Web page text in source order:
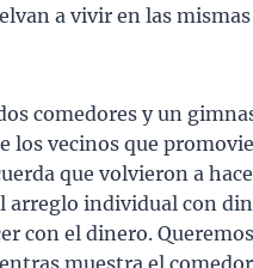
a vivir en las
comedores y un
los vecinos que
que volvieron a
arreglo individual con
con el dinero.